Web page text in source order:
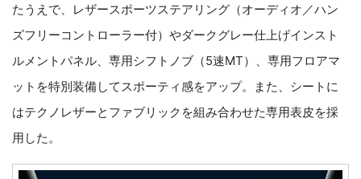
たうえで、レザースポーツステアリング（オーディオ／ハン
ズフリーコントローラー付）やダークグレー仕上げインスト
ルメントパネル、専用シフトノブ（5速MT）、専用フロアマ
ットを特別装備してスポーティ感をアップ。また、シートに
はテクノレザーとファブリックを組み合わせた専用表皮を採
用した。